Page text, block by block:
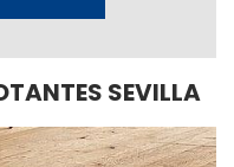
SEVILLA